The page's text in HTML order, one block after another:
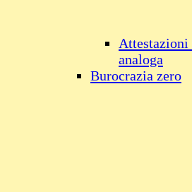
analoga
Burocrazia zero